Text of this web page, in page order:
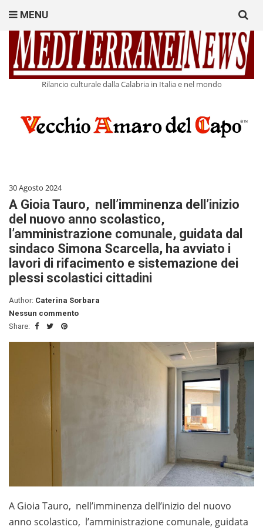
Rilancio culturale dalla Calabria in Italia e nel mondo
MENU
for:
30 Agosto 2024
A Gioia Tauro, nell’imminenza dell’inizio
del nuovo anno scolastico,
l’amministrazione comunale, guidata dal
sindaco Simona Scarcella, ha avviato i
lavori di rifacimento e sistemazione dei
plessi scolastici cittadini
Author: Caterina Sorbara
Nessun commento
Share:
A Gioia Tauro, nell’imminenza dell’inizio del nuovo
anno scolastico, l’amministrazione comunale, guidata